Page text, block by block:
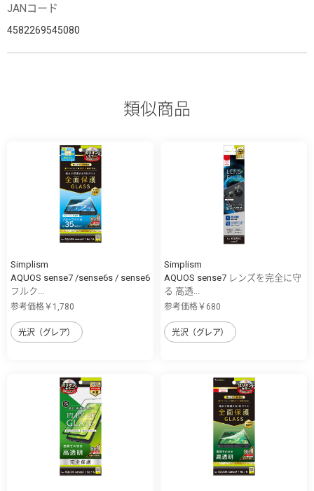
JANコード
4582269545080
類似商品
Simplism
AQUOS sense7 /sense6s / sense6
フルク...
参考価格￥1,780
光沢（グレア）
Simplism
AQUOS sense7 レンズを完全に守
る 高透...
参考価格￥680
光沢（グレア）